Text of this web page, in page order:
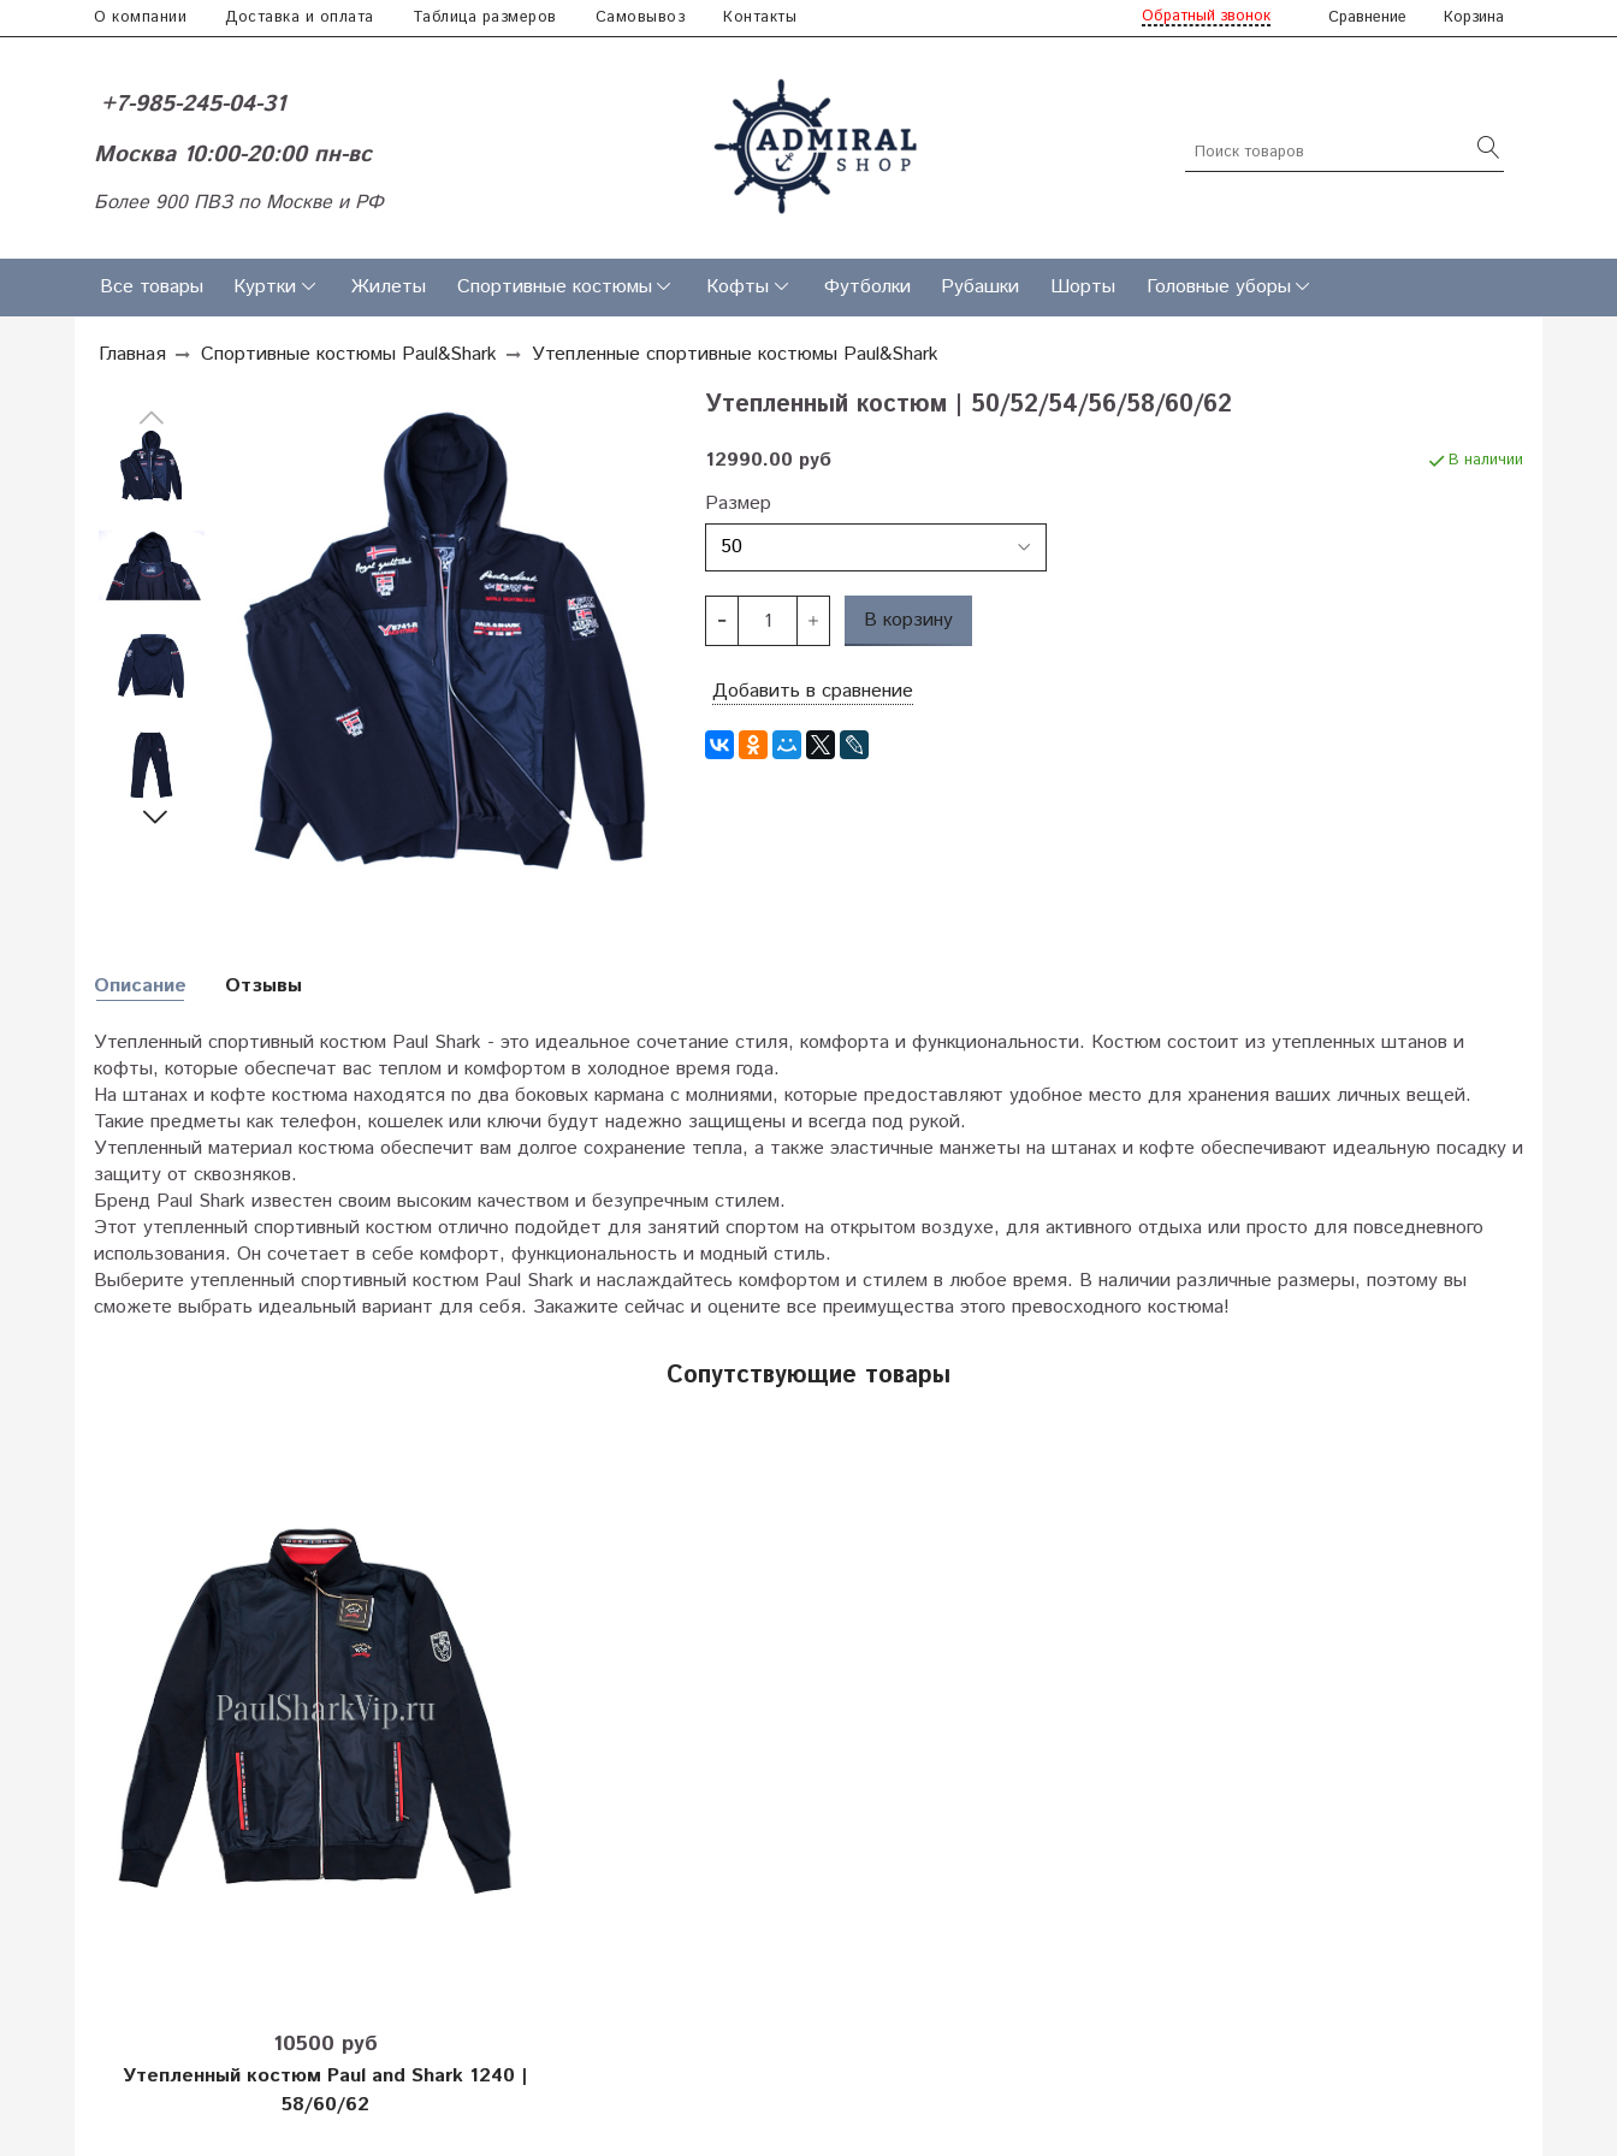
О компании Доставка и оплата Таблица размеров Самовывоз Контакты Обратный звонок Сравнение Корзина
+7-985-245-04-31
Москва 10:00-20:00 пн-вс
Более 900 ПВЗ по Москве и РФ
Все товары Куртки Жилеты Спортивные костюмы Кофты Футболки Рубашки Шорты Головные уборы
Главная Спортивные костюмы Paul&Shark Утепленные спортивные костюмы Paul&Shark
Утепленный костюм | 50/52/54/56/58/60/62
12990.00 руб В наличии
Размер
В корзину
Добавить в сравнение
Описание
Утепленный спортивный костюм Paul Shark - это идеальное сочетание стиля, комфорта и функциональности. Костюм состоит из утепленных штанов и
кофты, которые обеспечат вас теплом и комфортом в холодное время года.
На штанах и кофте костюма находятся по два боковых кармана с молниями, которые предоставляют удобное место для хранения ваших личных вещей.
Такие предметы как телефон, кошелек или ключи будут надежно защищены и всегда под рукой.
Утепленный материал костюма обеспечит вам долгое сохранение тепла, а также эластичные манжеты на штанах и кофте обеспечивают идеальную посадку и
защиту от сквозняков.
Бренд Paul Shark известен своим высоким качеством и безупречным стилем.
Этот утепленный спортивный костюм отлично подойдет для занятий спортом на открытом воздухе, для активного отдыха или просто для повседневного
использования. Он сочетает в себе комфорт, функциональность и модный стиль.
Выберите утепленный спортивный костюм Paul Shark и наслаждайтесь комфортом и стилем в любое время. В наличии различные размеры, поэтому вы
сможете выбрать идеальный вариант для себя. Закажите сейчас и оцените все преимущества этого превосходного костюма!
Отзывы
Сопутствующие товары
10500 руб
Утепленный костюм Paul and Shark 1240 |
58/60/62